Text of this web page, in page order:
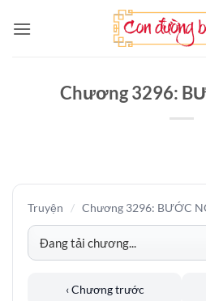
qua
Chương 3296:
Truyện / Chương 3296: BƯỚC
‹ Chương trước